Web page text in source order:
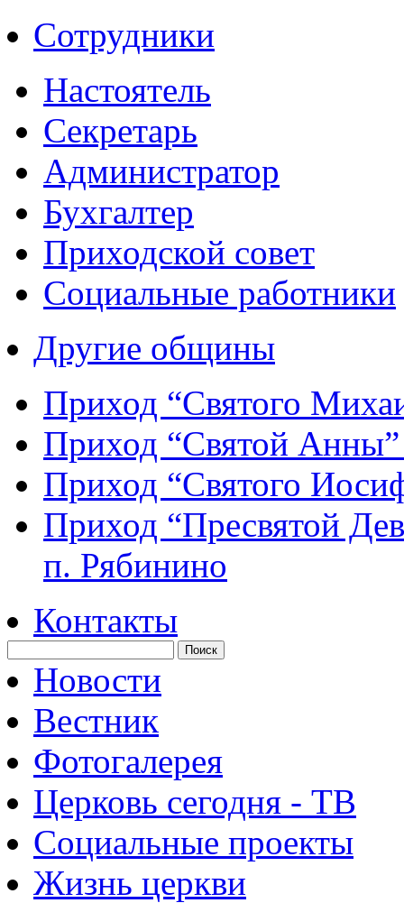
Сотрудники
Настоятель
Секретарь
Администратор
Бухгалтер
Приходской совет
Социальные работники
Другие общины
Приход “Святого
Приход “Святой
Приход “Святого
Приход “Пресвятой
п. Рябинино
Контакты
Новости
Вестник
Фотогалерея
Церковь сегодня - ТВ
Социальные проекты
Жизнь церкви